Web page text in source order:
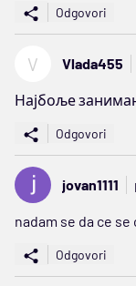
Odgovori
V Vlada455
Најбоље
Odgovori
jovan1111
nadam se da ce
Odgovori